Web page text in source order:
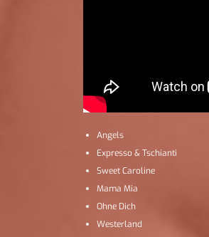
Angels
Expresso & Tschianti
Sweet Caroline
Mama Mia
Ohne Dich
Westerland